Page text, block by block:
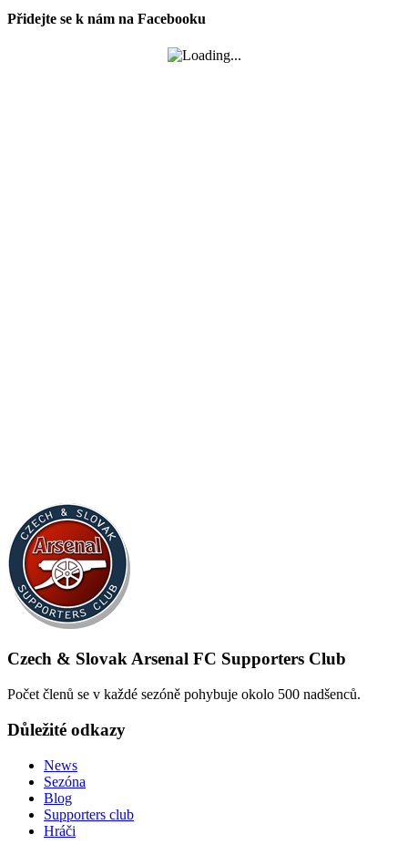
Přidejte se k nám na Facebooku
Czech & Slovak Arsenal FC Supporters Club
Počet členů se v každé sezóně pohybuje okolo 500 nadšenců.
Důležité odkazy
News
Sezóna
Blog
Supporters club
Hráči